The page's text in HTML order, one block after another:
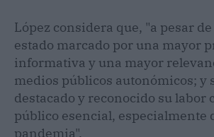
López considera que, "a pesar
estado marcado por una mayor
informativa y una mayor
medios públicos autonómicos; y
destacado y reconocido su labor
público esencial, especialmente
pandemia".